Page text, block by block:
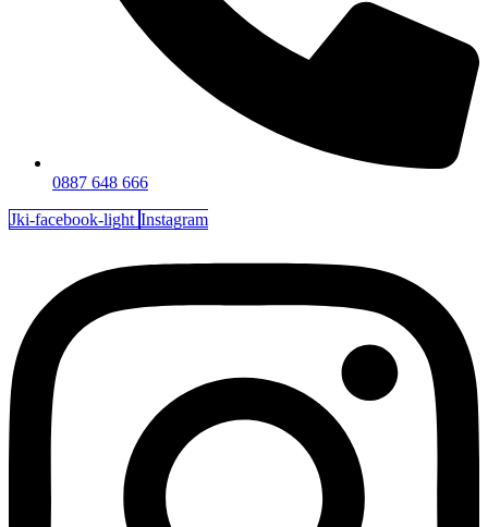
0887 648 666
Jki-facebook-light Instagram